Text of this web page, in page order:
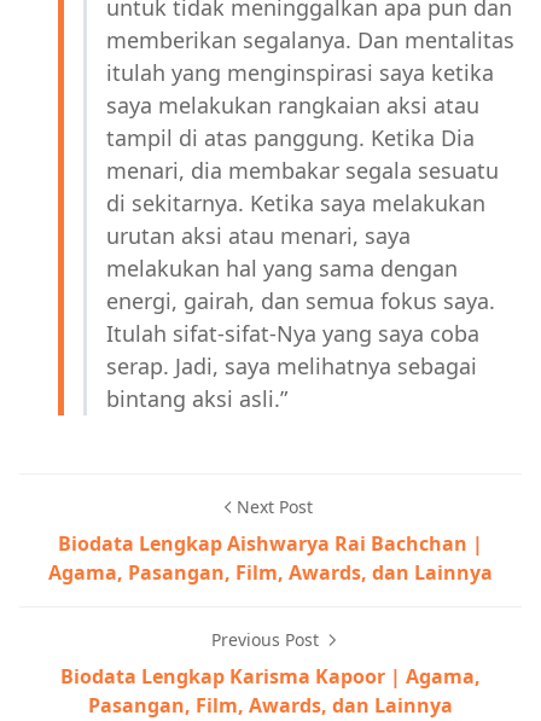
untuk tidak meninggalkan apa pun dan
memberikan segalanya. Dan mentalitas
itulah yang menginspirasi saya ketika
saya melakukan rangkaian aksi atau
tampil di atas panggung. Ketika Dia
menari, dia membakar segala sesuatu
di sekitarnya. Ketika saya melakukan
urutan aksi atau menari, saya
melakukan hal yang sama dengan
energi, gairah, dan semua fokus saya.
Itulah sifat-sifat-Nya yang saya coba
serap. Jadi, saya melihatnya sebagai
bintang aksi asli.”
Next Post
Biodata Lengkap Aishwarya Rai Bachchan |
Agama, Pasangan, Film, Awards, dan Lainnya
Previous Post
Biodata Lengkap Karisma Kapoor | Agama,
Pasangan, Film, Awards, dan Lainnya